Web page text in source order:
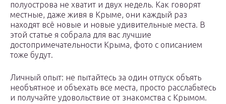
полуострова не хватит и двух недель. Как говорят
местные, даже живя в Крыме, они каждый раз
находят всё новые и новые удивительные места. В
этой статье я собрала для вас лучшие
достопримечательности Крыма, фото с описанием
тоже будут.
Личный опыт: не пытайтесь за один отпуск объять
необъятное и объехать все места, просто расслабьтесь
и получайте удовольствие от знакомства с Крымом.